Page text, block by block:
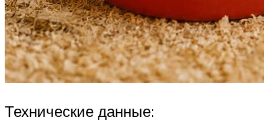
Технические данные: